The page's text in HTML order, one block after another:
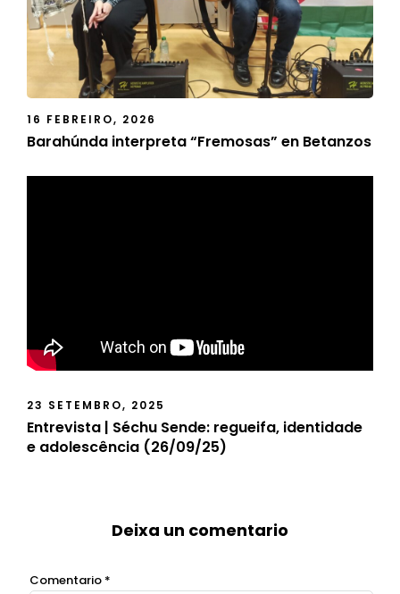
16 FEBREIRO, 2026
Barahúnda interpreta “Fremosas” en Betanzos
23 SETEMBRO, 2025
Entrevista | Séchu Sende: regueifa, identidade
e adolescência (26/09/25)
Deixa un comentario
Comentario *